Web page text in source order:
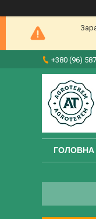
+380 (96)
ГОЛОВНА